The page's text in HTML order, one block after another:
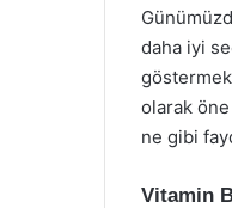
daha iyi
olarak
ne gibi
Vitamin